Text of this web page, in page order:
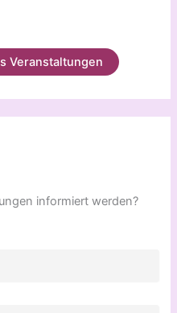
Veranstaltungen
informiert werden?